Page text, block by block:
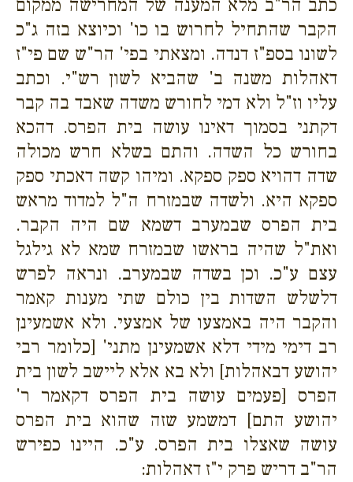
כתב הר"ב מלא המענה של המחרישה ממקום
הקבר שהתחיל לחרוש בו כו' וכיוצא בזה ג"כ
לשונו בספ"ז דנדה. ומצאתי בפי' הר"ש שם פי"ז
דאהלות משנה ב' שהביא לשון רש"י. וכתב
עליו וז"ל ולא דמי לחורש משדה שאבד בה קבר
דקתני בסמוך דאינו עושה בית הפרס. דהכא
בחורש כל השדה. והתם בשלא חרש מכולה
שדה דהויא ספק ספקא. ומיהו קשה דאכתי ספק
ספקא היא. ולשדה שבמזרח ה"ל למדוד מראש
בית הפרס שבמערב דשמא שם היה הקבר.
ואת"ל שהיה בראשו שבמזרח שמא לא גילגל
עצם ע"כ. וכן בשדה שבמערב. ונראה לפרש
דלשלש השדות בין כולם שתי מענות קאמר
והקבר היה באמצעו של אמצעי. ולא אשמעינן
רב דימי מידי דלא אשמעינן מתני' [כלומר רבי
יהושע דבאהלות] ולא בא אלא ליישב לשון בית
הפרס [פעמים עושה בית הפרס דקאמר ר'
יהושע התם] דמשמע שזה שהוא בית הפרס
עושה שאצלו בית הפרס. ע"כ. היינו כפירש
הר"ב דריש פרק י"ז דאהלות: